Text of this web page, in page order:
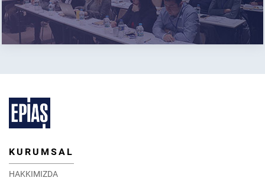
KURUMSAL
HAKKIMIZDA